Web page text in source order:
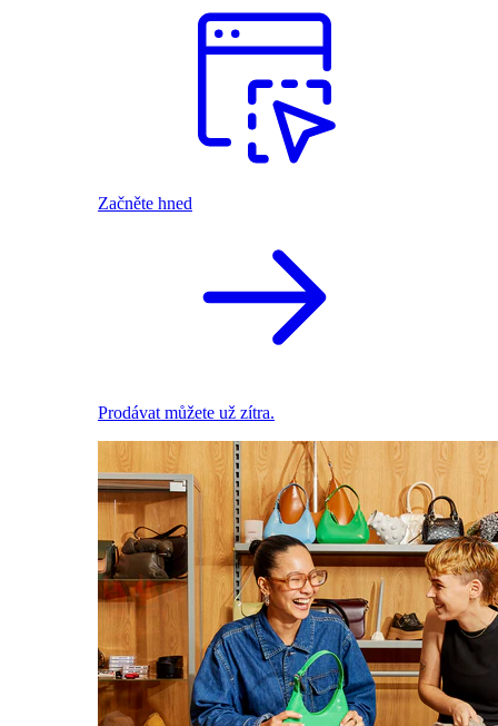
Začněte hned
Prodávat můžete už zítra.